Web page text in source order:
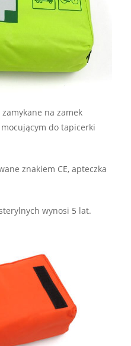
na zamek
mocującym do tapicerki
znakiem CE, apteczka
wynosi 5 lat.